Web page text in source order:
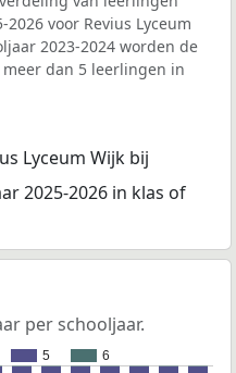
voor Revius Lyceum
2023-2024 worden de
dan 5 leerlingen in
Lyceum Wijk bij
2025-2026 in klas of
per schooljaar.
5 6